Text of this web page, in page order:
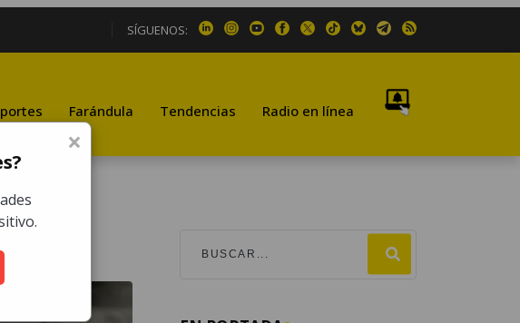
SÍGUENOS:
Farándula Tendencias Radio en línea
×